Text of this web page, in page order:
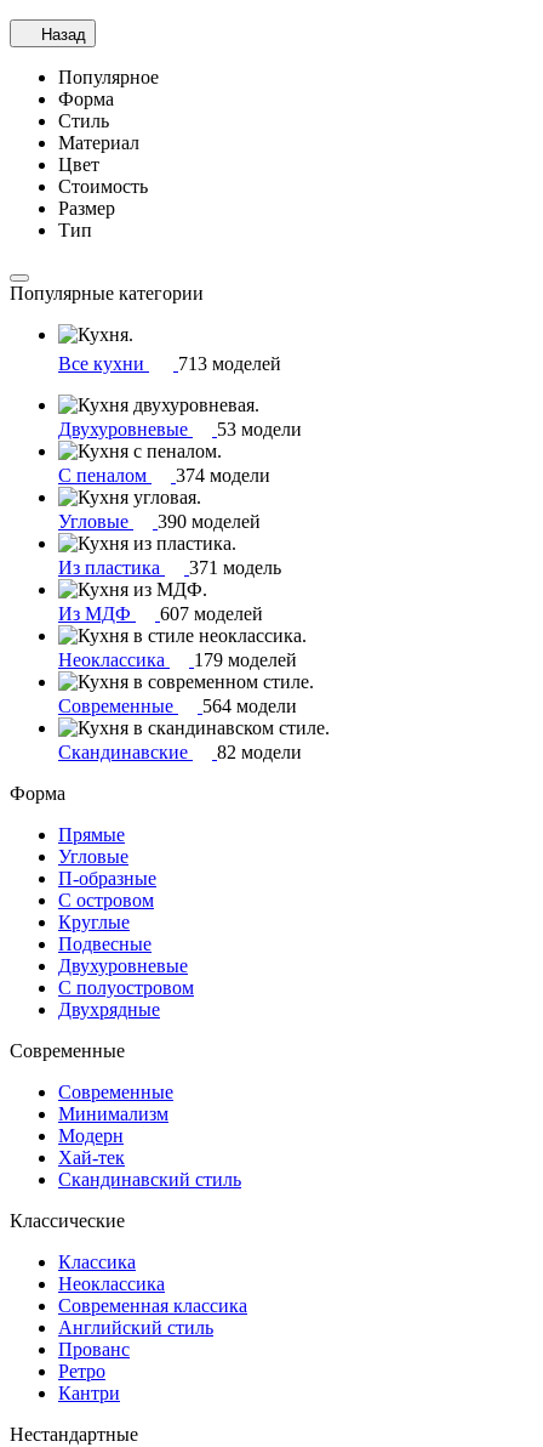
Назад
Популярное
Форма
Стиль
Материал
Цвет
Стоимость
Размер
Тип
Популярные категории
Все кухни 713 моделей
Двухуровневые 53 модели
С пеналом 374 модели
Угловые 390 моделей
Из пластика 371 модель
Из МДФ 607 моделей
Неоклассика 179 моделей
Современные 564 модели
Скандинавские
82 модели
Форма
Прямые
Угловые
П-образные
С островом
Круглые
Подвесные
Двухуровневые
С полуостровом
Двухрядные
Современные
Современные
Минимализм
Модерн
Хай-тек
Скандинавский стиль
Классические
Классика
Неоклассика
Современная классика
Английский стиль
Прованс
Ретро
Кантри
Нестандартные